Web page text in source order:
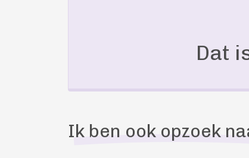
Dat
Ik ben ook opzoek